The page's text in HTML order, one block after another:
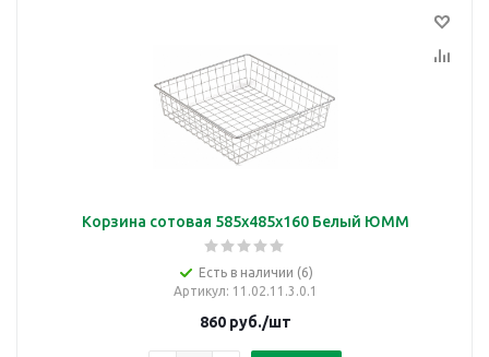
Корзина сотовая 585х485х160 Белый ЮММ
Есть в наличии (6)
Артикул: 11.02.11.3.0.1
860руб./шт